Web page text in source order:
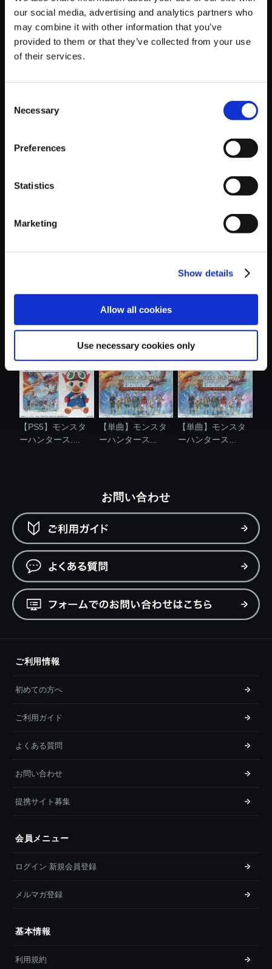
our social media, advertising and analytics partners who
may combine it with other information that you’ve
provided to them or that they’ve collected from your use
of their services.
Selection
Necessary
Preferences
Statistics
Marketing
Show details
Allow all cookies
Use necessary cookies only
【単曲】モンスターハンタース
トーリーズ3 ～運命の双竜～
150円
【単曲】モンスタ
【PS5】モンスタ
ーハンタース....
【単曲】モンスタ
ーハンタース...
【単曲】モンスタ
ーハンタース...
お問い合わせ
ご利用情報
初めての方へ
ご利用ガイド
よくある質問
お問い合わせ
提携サイト募集
会員メニュー
ログイン 新規会員登録
メルマガ登録
基本情報
利用規約